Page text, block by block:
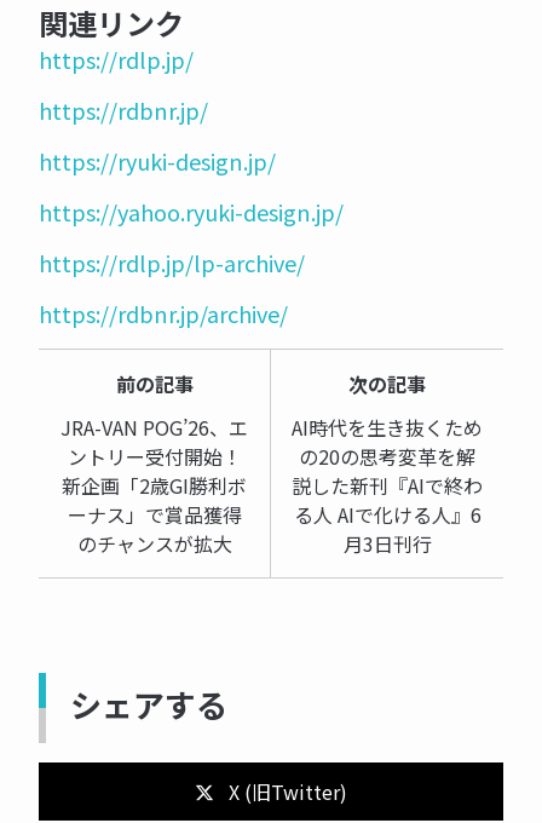
関連リンク
https://rdlp.jp/
https://rdbnr.jp/
https://ryuki-design.jp/
https://yahoo.ryuki-design.jp/
https://rdlp.jp/lp-archive/
https://rdbnr.jp/archive/
前の記事
JRA-VAN POG’26、エ
ントリー受付開始！
新企画「2歳GI勝利ボ
ーナス」で賞品獲得
のチャンスが拡大
次の記事
AI時代を生き抜くため
の20の思考変革を解
説した新刊『AIで終わ
る人 AIで化ける人』6
月3日刊行
シェアする
X (旧Twitter)